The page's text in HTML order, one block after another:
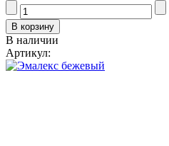
В наличии
Артикул: